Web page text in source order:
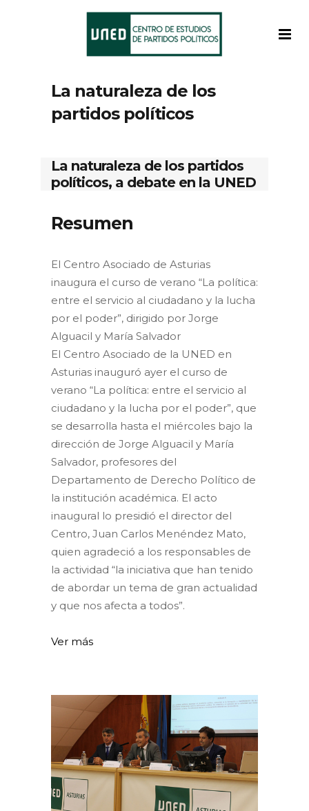
La naturaleza de los
partidos políticos
La naturaleza de los partidos
políticos, a debate en la UNED
Resumen
El Centro Asociado de Asturias
inaugura el curso de verano “La política:
entre el servicio al ciudadano y la lucha
por el poder”, dirigido por Jorge
Alguacil y María Salvador
El Centro Asociado de la UNED en
Asturias inauguró ayer el curso de
verano “La política: entre el servicio al
ciudadano y la lucha por el poder”, que
se desarrolla hasta el miércoles bajo la
dirección de Jorge Alguacil y María
Salvador, profesores del
Departamento de Derecho Político de
la institución académica. El acto
inaugural lo presidió el director del
Centro, Juan Carlos Menéndez Mato,
quien agradeció a los responsables de
la actividad “la iniciativa que han tenido
de abordar un tema de gran actualidad
y que nos afecta a todos”.
Ver más